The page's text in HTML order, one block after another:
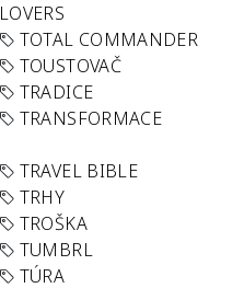
LOVERS
TOTAL COMMANDER
TOUSTOVAČ
TRADICE
TRANSFORMACE
TRAVEL BIBLE
TRHY
TROŠKA
TUMBRL
TÚRA